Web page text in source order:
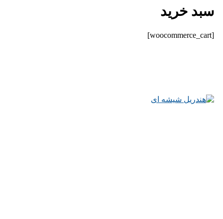
سبد خرید
[woocommerce_cart]